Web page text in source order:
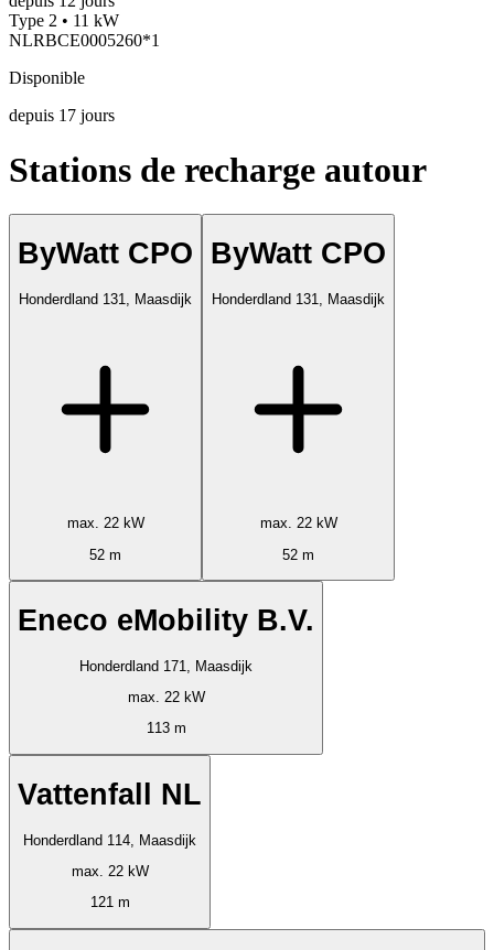
Type 2 • 11 kW
NLRBCE0005260*1
Disponible
depuis 17 jours
Stations de recharge autour
ByWatt CPO
Honderdland 131, Maasdijk
max. 22 kW
52 m
ByWatt CPO
Honderdland 131, Maasdijk
max. 22 kW
52 m
Eneco eMobility B.V.
Honderdland 171, Maasdijk
max. 22 kW
113 m
Vattenfall NL
Honderdland 114, Maasdijk
max. 22 kW
121 m